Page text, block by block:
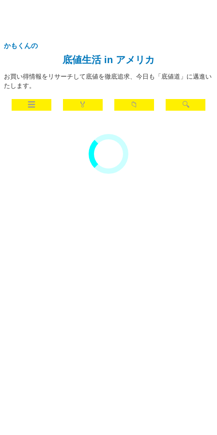
かもくんの
底値生活 in アメリカ
お買い得情報をリサーチして底値を徹底追求、今日も「底値道」に邁進い
たします。
☰ 🏅 📁 🔍